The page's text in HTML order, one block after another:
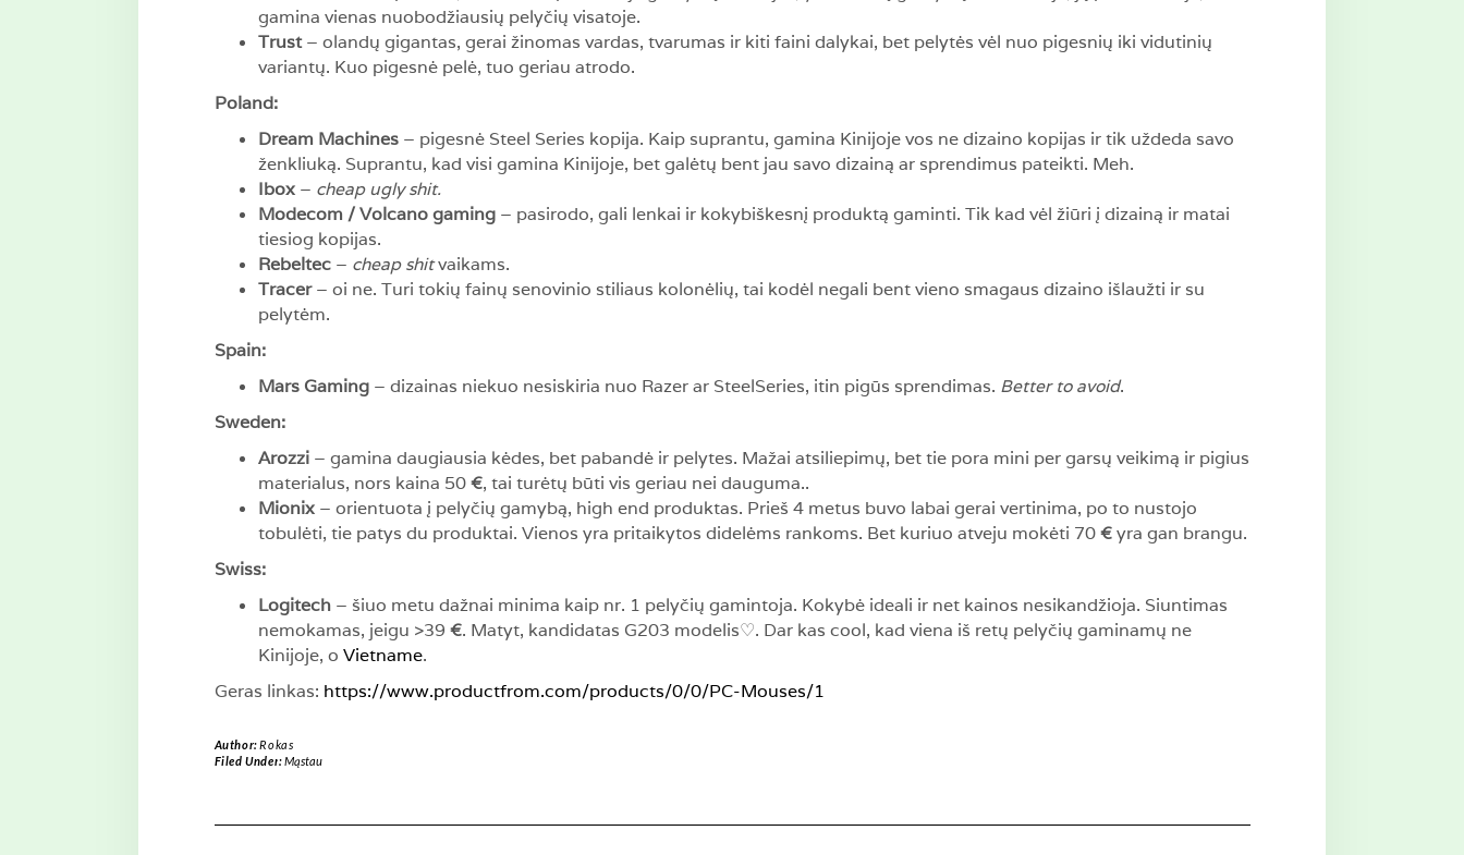
gamina vienas nuobodžiausių pelyčių visatoje.
Trust – olandų gigantas, gerai žinomas vardas, tvarumas ir kiti faini dalykai, bet pelytės vėl nuo pigesnių iki vidutinių
variantų. Kuo pigesnė pelė, tuo geriau atrodo.
Poland:
Dream Machines– pigesnė Steel Series kopija. Kaip suprantu, gamina Kinijoje vos ne dizaino kopijas ir tik uždeda savo
ženkliuką. Suprantu, kad visi gamina Kinijoje, bet galėtų bent jau savo dizainą ar sprendimus pateikti. Meh.
Ibox – cheap ugly shit.
Modecom / Volcano gaming– pasirodo, gali lenkai ir kokybiškesnį produktą gaminti. Tik kad vėl žiūri į dizainą ir matai
tiesiog kopijas.
Rebeltec – cheap shitvaikams.
Tracer – oi ne. Turi tokių fainų senovinio stiliaus kolonėlių, tai kodėl negali bent vieno smagaus dizaino išlaužti ir su
pelytėm.
Spain:
Mars Gaming– dizainas niekuo nesiskiria nuo Razer ar SteelSeries, itin pigūs sprendimas. Better to avoid.
Sweden:
Arozzi – gamina daugiausia kėdes, bet pabandė ir pelytes. Mažai atsiliepimų, bet tie pora mini per garsų veikimą ir pigius
materialus, nors kaina 50 €, tai turėtų būti vis geriau nei dauguma..
Mionix – orientuota į pelyčių gamybą, high end produktas. Prieš 4 metus buvo labai gerai vertinima, po to nustojo
tobulėti, tie patys du produktai. Vienos yra pritaikytos didelėms rankoms. Bet kuriuo atveju mokėti 70 €yra gan brangu.
Swiss:
Logitech – šiuo metu dažnai minima kaip nr. 1 pelyčių gamintoja. Kokybė ideali ir net kainos nesikandžioja. Siuntimas
nemokamas, jeigu >39 €. Matyt, kandidatas G203 modelis♡. Dar kas cool, kad viena iš retų pelyčių gaminamų ne
Kinijoje, o Vietname.
Geras linkas: https://www.productfrom.com/products/0/0/PC-Mouses/1
Author:Rokas
Filed Under:Mąstau